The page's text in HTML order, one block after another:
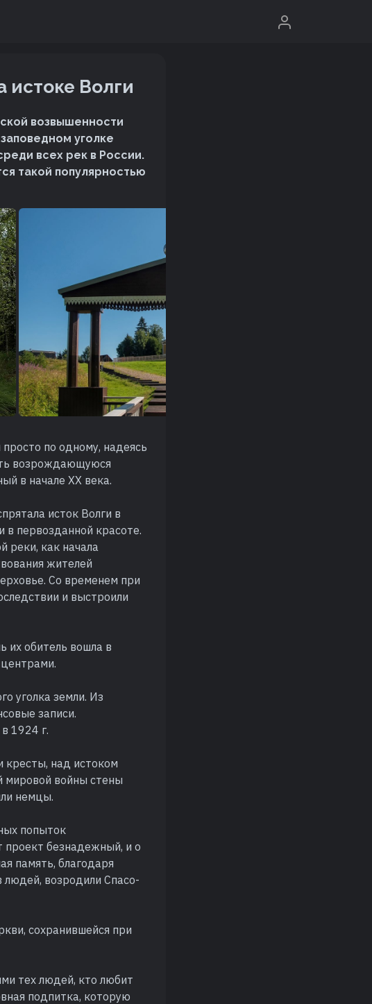
Волги
возвышенности
уголке
всех рек в России.
такой популярностью
по одному, надеясь
возрождающуюся
в начале XX века.
исток Волги в
в первозданной красоте.
реки, как начала
жителей
Со временем при
и выстроили
их обитель вошла в
уголка земли. Из
записи.
1924 г.
кресты, над истоком
мировой войны стены
немцы.
попыток
проект безнадежный, и о
память, благодаря
возродили Спасо-
сохранившейся при
тех людей, кто любит
подпитка, которую